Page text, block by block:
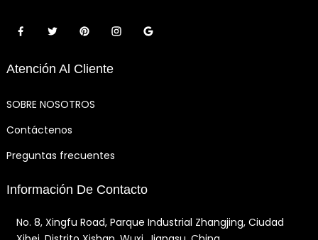
Atención Al Cliente
SOBRE NOSOTROS
Contáctenos
Preguntas frecuentes
Información De Contacto
No. 8, Xingfu Road, Parque Industrial Zhangjing, Ciudad